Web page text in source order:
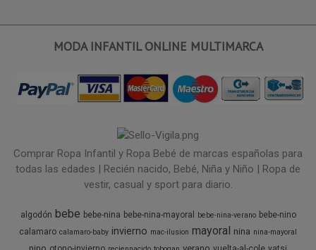
MODA INFANTIL ONLINE MULTIMARCA
Comprar Ropa Infantil y Ropa Bebé de marcas españolas para
todas las edades | Recién nacido, Bebé, Niña y Niño | Ropa de
vestir, casual y sport para diario.
algodón bebe bebe-nina bebe-nina-mayoral bebe-nina-verano bebe-nino
calamaro calamaro-baby invierno mac-ilusion mayoral nina nina-mayoral